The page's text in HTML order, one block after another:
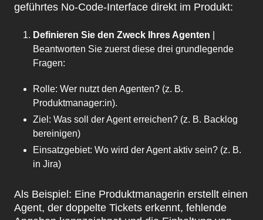
geführtes No-Code-Interface direkt im Produkt:
Definieren Sie den Zweck Ihres Agenten
Beantworten Sie zuerst diese drei grundlegende
Fragen:
Rolle: Wer nutzt den Agenten? (z. B.
Produktmanager:in).
Ziel: Was soll der Agent erreichen? (z. B. Backlog
bereinigen)
Einsatzgebiet: Wo wird der Agent aktiv sein? (z. B.
in Jira)
Als Beispiel: Eine Produktmanagerin erstellt einen
Agent, der doppelte Tickets erkennt, fehlende